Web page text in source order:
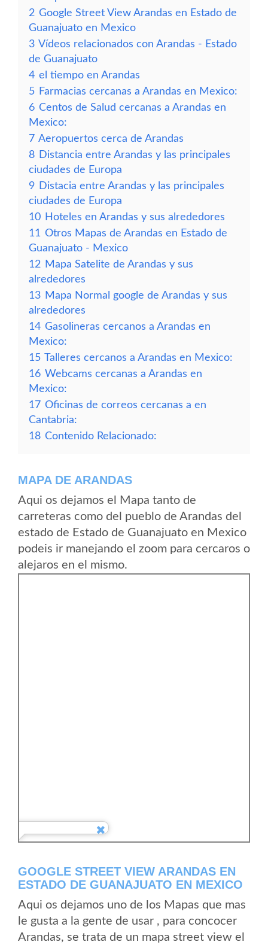
2 Google Street View Arandas en Estado de
Guanajuato en Mexico
3 Vídeos relacionados con Arandas - Estado
de Guanajuato
4 el tiempo en Arandas
5 Farmacias cercanas a Arandas en Mexico:
6 Centos de Salud cercanas a Arandas en
Mexico:
7 Aeropuertos cerca de Arandas
8 Distancia entre Arandas y las principales
ciudades de Europa
9 Distacia entre Arandas y las principales
ciudades de Europa
10 Hoteles en Arandas y sus alrededores
11 Otros Mapas de Arandas en Estado de
Guanajuato - Mexico
12 Mapa Satelite de Arandas y sus
alrededores
13 Mapa Normal google de Arandas y sus
alrededores
14 Gasolineras cercanos a Arandas en
Mexico:
15 Talleres cercanos a Arandas en Mexico:
16 Webcams cercanas a Arandas en
Mexico:
17 Oficinas de correos cercanas a en
Cantabria:
18 Contenido Relacionado:
MAPA DE ARANDAS
Aqui os dejamos el Mapa tanto de
carreteras como del pueblo de Arandas del
estado de Estado de Guanajuato en Mexico
podeis ir manejando el zoom para cercaros o
alejaros en el mismo.
GOOGLE STREET VIEW ARANDAS EN
ESTADO DE GUANAJUATO EN MEXICO
Aqui os dejamos uno de los Mapas que mas
le gusta a la gente de usar , para concocer
Arandas, se trata de un mapa street view el